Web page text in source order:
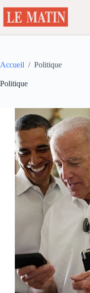
au
contenu
Accueil / Politique
Politique